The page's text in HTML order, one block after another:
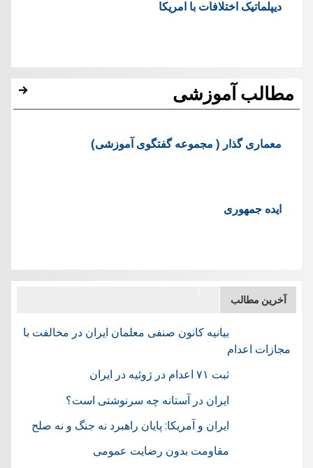
دیپلماتیک اختلافات با امریکا
مطالب آموزشی
معماری گذار ( مجموعه گفتگوی آموزشی)
ایده جمهوری
آخرین مطالب
بیانیه کانون صنفی معلمان ایران در مخالفت با
مجازات اعدام
ثبت ۷۱ اعدام در ژوئيه در ایران
ایران در آستانه چه سرنوشتی است؟
ایران و آمریکا: پایان راهبرد نه جنگ و نه صلح
مقاومت بدون رضایت عمومی